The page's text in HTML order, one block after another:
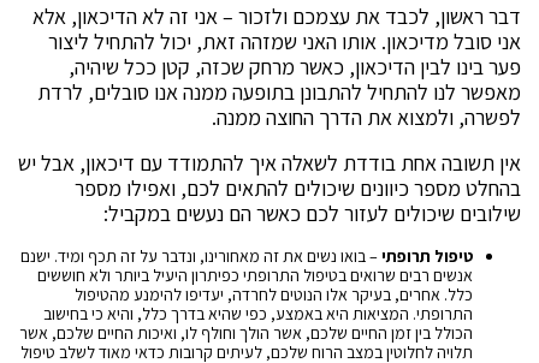
דבר ראשון, לכבד את עצמכם ולזכור – אני זה לא הדיכאון, אלא
אני סובל מדיכאון. אותו האני שמזהה זאת, יכול להתחיל ליצור
פער בינו לבין הדיכאון, כאשר מרחק שכזה, קטן ככל שיהיה,
מאפשר לנו להתחיל להתבונן בתופעה ממנה אנו סובלים, לרדת
לפשרה, ולמצוא את הדרך החוצה ממנה.
אין תשובה אחת בודדת לשאלה איך להתמודד עם דיכאון, אבל יש
בהחלט מספר כיוונים שיכולים להתאים לכם, ואפילו מספר
שילובים שיכולים לעזור לכם כאשר הם נעשים במקביל:
טיפול תרופתי– בואו נשים את זה מאחורינו, ונדבר על זה תכף ומיד. ישנם
אנשים רבים שרואים בטיפול התרופתי כפיתרון היעיל ביותר ולא חוששים
כלל. אחרים, בעיקר אלו הנוטים לחרדה, יעדיפו להימנע מהטיפול
התרופתי. המציאות היא באמצע, כפי שהיא בדרך כלל, והיא כי בחישוב
הכולל בין זמן החיים שלכם, אשר הולך וחולף לו, ואיכות החיים שלכם, אשר
תלויה לחלוטין במצב הרוח שלכם, לעיתים קרובות כדאי מאוד לשלב טיפול